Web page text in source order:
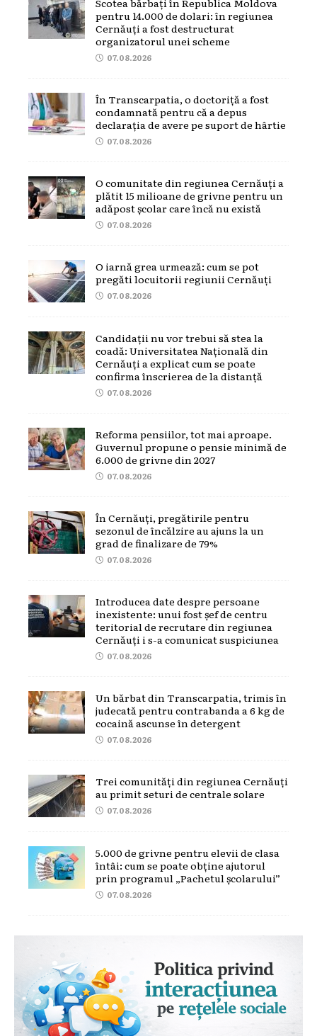
pentru 14.000 de dolari: în regiunea
Cernăuți a fost destructurat
organizatorul unei scheme
07.08.2026
În Transcarpatia, o doctoriță a fost
condamnată pentru că a depus
declarația de avere pe suport de hârtie
07.08.2026
O comunitate din regiunea Cernăuți a
plătit 15 milioane de grivne pentru un
adăpost școlar care încă nu există
07.08.2026
O iarnă grea urmează: cum se pot
pregăti locuitorii regiunii Cernăuți
07.08.2026
Candidații nu vor trebui să stea la
coadă: Universitatea Națională din
Cernăuți a explicat cum se poate
confirma înscrierea de la distanță
07.08.2026
Reforma pensiilor, tot mai aproape.
Guvernul propune o pensie minimă de
6.000 de grivne din 2027
07.08.2026
În Cernăuți, pregătirile pentru
sezonul de încălzire au ajuns la un
grad de finalizare de 79%
07.08.2026
Introducea date despre persoane
inexistente: unui fost șef de centru
teritorial de recrutare din regiunea
Cernăuți i s-a comunicat suspiciunea
07.08.2026
Un bărbat din Transcarpatia, trimis în
judecată pentru contrabanda a 6 kg de
cocaină ascunse în detergent
07.08.2026
Trei comunități din regiunea Cernăuți
au primit seturi de centrale solare
07.08.2026
5.000 de grivne pentru elevii de clasa
întâi: cum se poate obține ajutorul
prin programul „Pachetul școlarului”
07.08.2026